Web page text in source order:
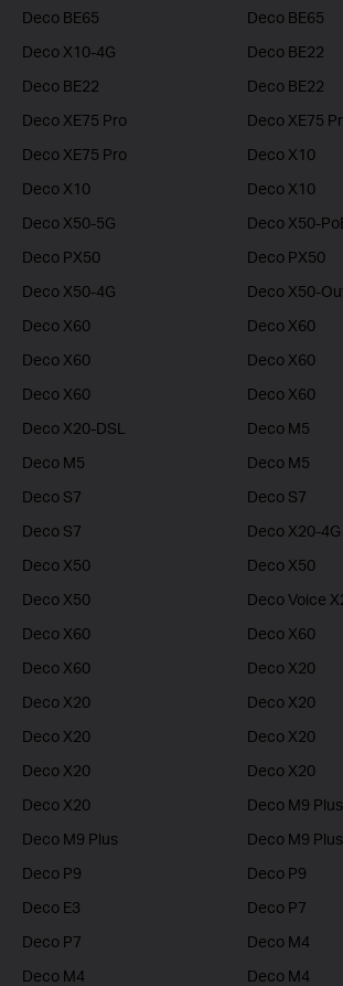
Deco BE65
Deco BE65
Deco X10-4G
Deco BE22
Deco BE22
Deco BE22
Deco XE75 Pro
Deco XE75
Deco XE75 Pro
Deco X10
Deco X10
Deco X10
Deco X50-5G
Deco X50-
Deco PX50
Deco PX50
Deco X50-4G
Deco X50-
Deco X60
Deco X60
Deco X60
Deco X60
Deco X60
Deco X60
Deco X20-DSL
Deco M5
Deco M5
Deco M5
Deco S7
Deco S7
Deco S7
Deco X20-4G
Deco X50
Deco X50
Deco X50
Deco Voice
Deco X60
Deco X60
Deco X60
Deco X20
Deco X20
Deco X20
Deco X20
Deco X20
Deco X20
Deco X20
Deco X20
Deco M9 Plus
Deco M9 Plus
Deco M9 Plus
Deco P9
Deco P9
Deco E3
Deco P7
Deco P7
Deco M4
Deco M4
Deco M4